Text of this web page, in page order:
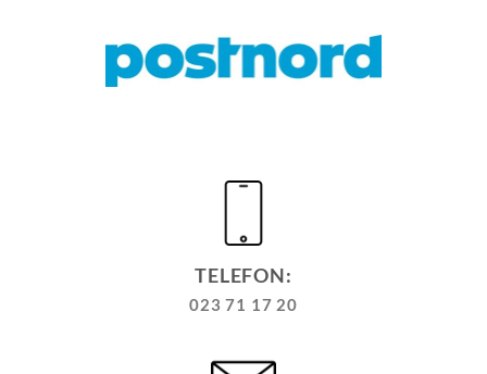
TELEFON:
023 71 17 20